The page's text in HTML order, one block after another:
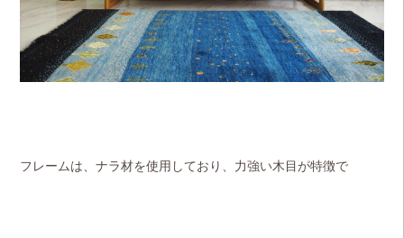
フレームは、ナラ材を使用しており、力強い木目が特徴で